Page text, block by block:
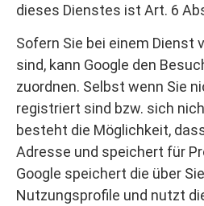
dieses Dienstes ist Art. 6
Sofern Sie bei einem Dienst
sind, kann Google den
zuordnen. Selbst wenn Sie
registriert sind bzw. sich
besteht die Möglichkeit,
Adresse und speichert für
Google speichert die über
Nutzungsprofile und nutzt